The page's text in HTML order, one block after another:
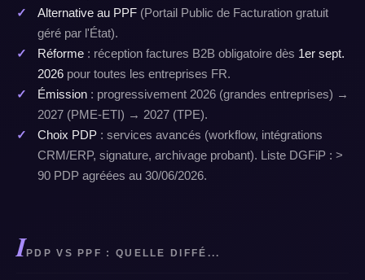
Alternative au PPF (Portail Public de Facturation gratuit
géré par l'État).
Réforme : réception factures B2B obligatoire dès 1er sept.
2026 pour toutes les entreprises FR.
Émission : progressivement 2026 (grandes entreprises) →
2027 (PME-ETI) → 2027 (TPE).
Choix PDP : services avancés (workflow, intégrations
CRM/ERP, signature, archivage probant). Liste DGFiP : >
90 PDP agréées au 30/06/2026.
IPDP VS PPF : QUELLE DIFFÉ...